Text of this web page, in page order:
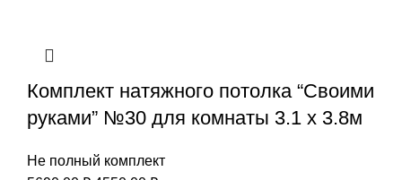
Комплект натяжного потолка “Своими
руками” №30 для комнаты 3.1 х 3.8м
Не полный комплект